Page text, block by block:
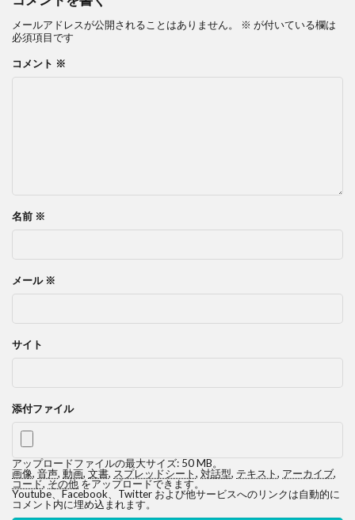
メールアドレスが公開されることはありません。 ※ が付いている欄は
必須項目です
コメント ※
名前 ※
メール ※
サイト
添付ファイル
アップロードファイルの最大サイズ: 50 MB。
画像, 音声, 動画, 文書, スプレッドシート, 対話型, テキスト, アーカイブ,
コード,その他をアップロードできます。
Youtube、Facebook、Twitter および他サービスへのリンクは自動的に
コメント内に埋め込まれます。